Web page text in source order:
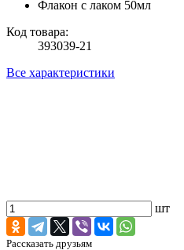
Флакон с лаком 50мл
Код товара:
393039-21
Все характеристики
шт
Рассказать друзьям